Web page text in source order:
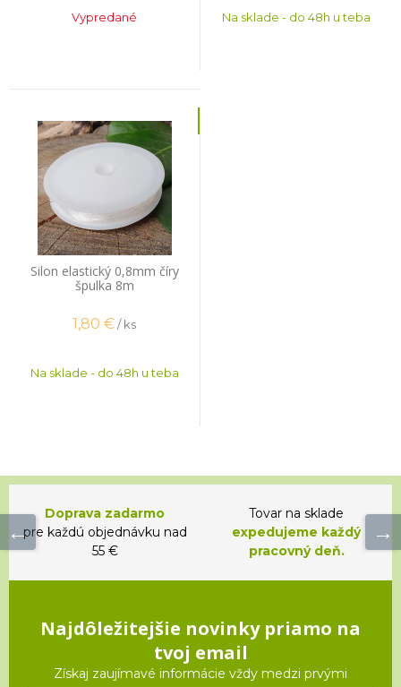
Vypredané Na sklade - do 48h u teba
Silon elastický 0,8mm číry
špulka 8m
1,80 €/ ks
Na sklade - do 48h u teba
Doprava zadarmo
pre každú objednávku nad
55 €
Tovar na sklade
expedujeme každý
pracovný deň.
Najdôležitejšie novinky priamo na
tvoj email
Získaj zaujímavé informácie vždy medzi prvými